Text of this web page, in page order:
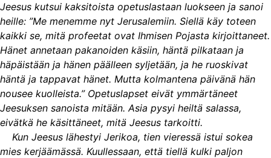
Jeesus kutsui kaksitoista opetuslastaan luokseen ja sanoi
heille: ”Me menemme nyt Jerusalemiin. Siellä käy toteen
kaikki se, mitä profeetat ovat Ihmisen Pojasta kirjoittaneet.
Hänet annetaan pakanoiden käsiin, häntä pilkataan ja
häpäistään ja hänen päälleen syljetään, ja he ruoskivat
häntä ja tappavat hänet. Mutta kolmantena päivänä hän
nousee kuolleista.” Opetuslapset eivät ymmärtäneet
Jeesuksen sanoista mitään. Asia pysyi heiltä salassa,
eivätkä he käsittäneet, mitä Jeesus tarkoitti.
Kun Jeesus lähestyi Jerikoa, tien vieressä istui sokea
mies kerjäämässä. Kuullessaan, että tiellä kulki paljon